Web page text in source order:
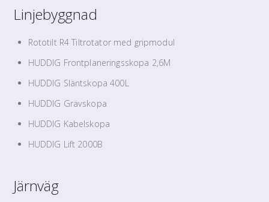
Linjebyggnad
Rototilt R4 Tiltrotator med gripmodul
HUDDIG Frontplaneringsskopa 2,6M
HUDDIG Släntskopa 400L
HUDDIG Grävskopa
HUDDIG Kabelskopa
HUDDIG Lift 2000B
Järnväg